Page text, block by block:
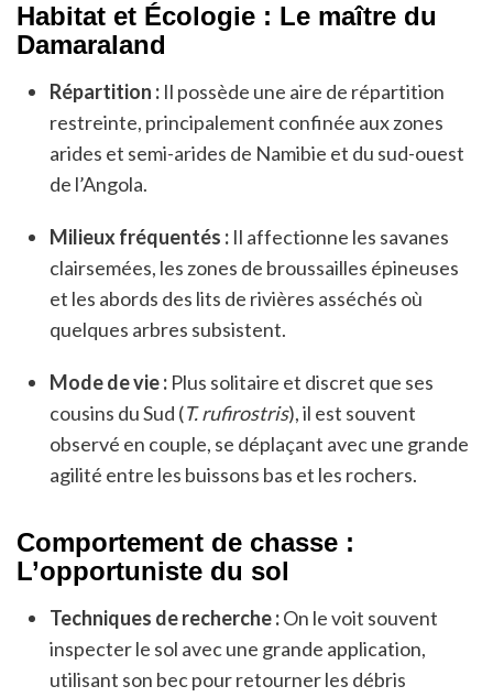
Habitat et Écologie : Le maître du
Damaraland
Répartition : Il possède une aire de répartition
restreinte, principalement confinée aux zones
arides et semi-arides de Namibie et du sud-ouest
de l’Angola.
Milieux fréquentés : Il affectionne les savanes
clairsemées, les zones de broussailles épineuses
et les abords des lits de rivières asséchés où
quelques arbres subsistent.
Mode de vie : Plus solitaire et discret que ses
cousins du Sud (T. rufirostris), il est souvent
observé en couple, se déplaçant avec une grande
agilité entre les buissons bas et les rochers.
Comportement de chasse :
L’opportuniste du sol
Techniques de recherche :On le voit souvent
inspecter le sol avec une grande application,
utilisant son bec pour retourner les débris